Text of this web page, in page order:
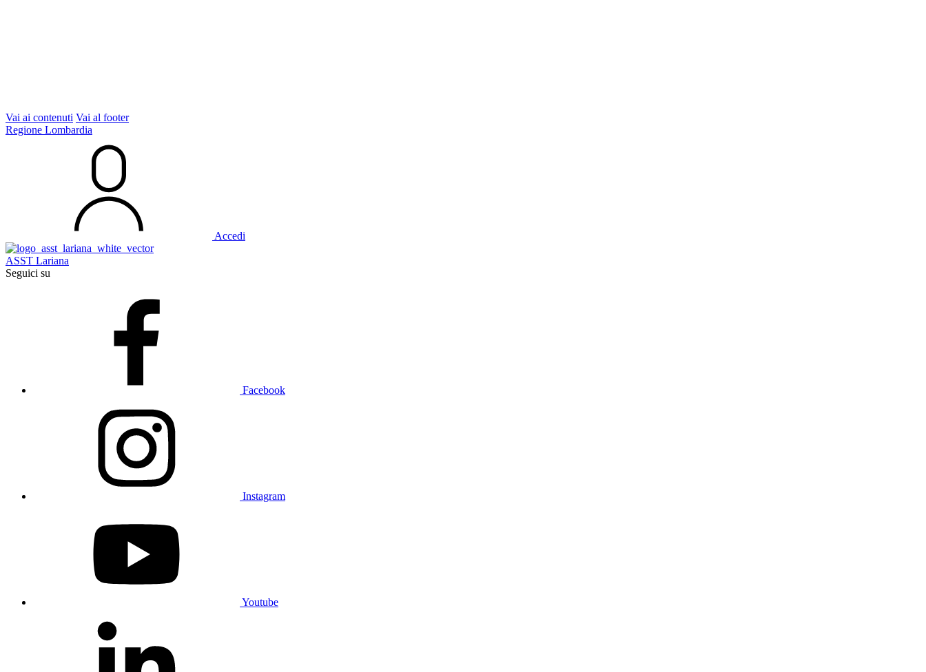
Vai ai contenuti Vai al footer
Regione Lombardia
Accedi
ASST Lariana
Seguici su
Facebook
Instagram
Youtube